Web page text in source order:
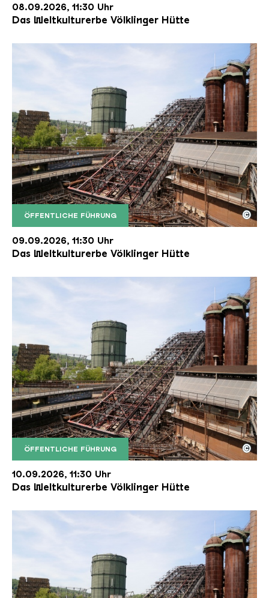
08.09.2026, 11:30 Uhr
Das Weltkulturerbe Völklinger Hütte
ÖFFENTLICHE FÜHRUNG
Der Erzschrägaufzug der Völklinger Hütte mit
Copyright: Weltkulturerbe Völklinger Hütte | Karl
©
09.09.2026, 11:30 Uhr
Das Weltkulturerbe Völklinger Hütte
ÖFFENTLICHE FÜHRUNG
Der Erzschrägaufzug der Völklinger Hütte mit
Copyright: Weltkulturerbe Völklinger Hütte | Karl
©
10.09.2026, 11:30 Uhr
Das Weltkulturerbe Völklinger Hütte